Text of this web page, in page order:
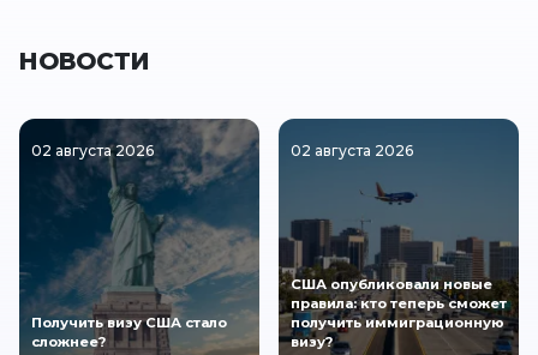
НОВОСТИ
02 августа 2026
Получить визу США стало
сложнее?
02 августа 2026
США опубликовали новые
правила: кто теперь сможет
получить иммиграционную
визу?